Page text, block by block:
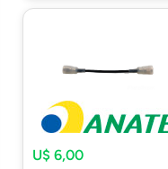
U$ 6,00